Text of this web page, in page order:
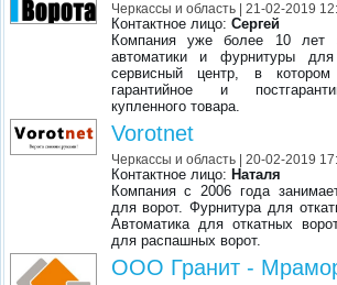
Черкассы и область| 21-02-2019
Контактное лицо: Сергей
Компания уже более 10 лет
автоматики и фурнитуры
сервисный центр, в
гарантийное и
купленного товара.
Vorotnet
Черкассы и область| 20-02-2019
Контактное лицо: Наталя
Компания с 2006 года
для ворот. Фурнитура для
Автоматика для откатных
для распашных ворот.
ООО Гранит -